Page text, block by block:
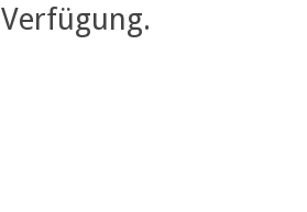
Verfügung.